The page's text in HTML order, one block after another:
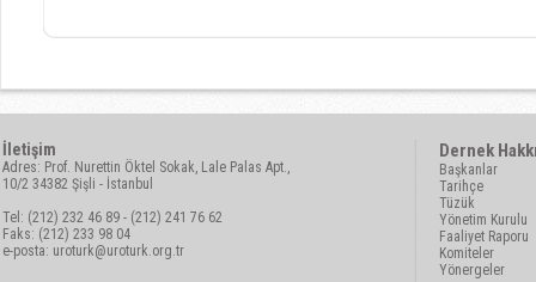
İletişim
Adres: Prof. Nurettin Öktel Sokak, Lale Palas Apt.,
10/2 34382 Şişli - İstanbul
Tel: (212) 232 46 89 - (212) 241 76 62
Faks: (212) 233 98 04
e-posta: uroturk@uroturk.org.tr
Dernek
Başkanlar
Tarihçe
Tüzük
Yönetim Kurulu
Faaliyet Raporu
Komiteler
Yönergeler